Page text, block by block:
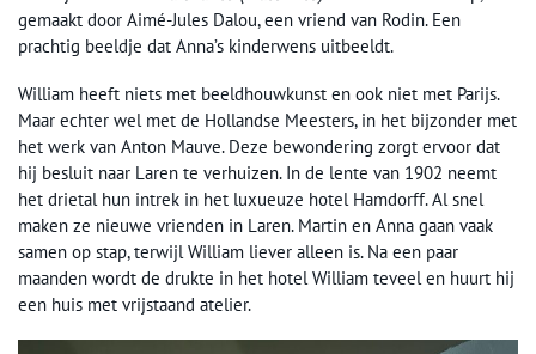
gemaakt door Aimé-Jules Dalou, een vriend van Rodin. Een
prachtig beeldje dat Anna’s kinderwens uitbeeldt.
William heeft niets met beeldhouwkunst en ook niet met Parijs.
Maar echter wel met de Hollandse Meesters, in het bijzonder met
het werk van Anton Mauve. Deze bewondering zorgt ervoor dat
hij besluit naar Laren te verhuizen. In de lente van 1902 neemt
het drietal hun intrek in het luxueuze hotel Hamdorff. Al snel
maken ze nieuwe vrienden in Laren. Martin en Anna gaan vaak
samen op stap, terwijl William liever alleen is. Na een paar
maanden wordt de drukte in het hotel William teveel en huurt hij
een huis met vrijstaand atelier.